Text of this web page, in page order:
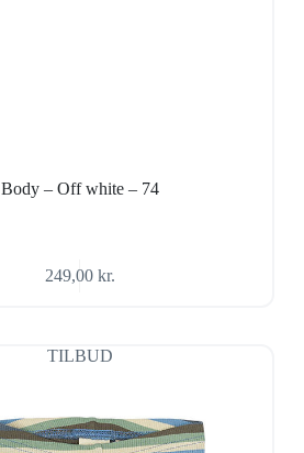
Body – Off white – 74
249,00 kr.
TILBUD